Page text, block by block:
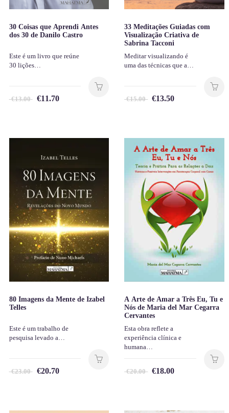
30 Coisas que Aprendi Antes
dos 30 de Danilo Castro
Este é um livro que reúne
30 lições…
€13.00 €11.70
33 Meditações Guiadas com
Visualização Criativa de
Sabrina Tacconi
Meditar visualizando é
uma das técnicas que a…
€15.00 €13.50
80 Imagens da Mente de Izabel
Telles
Este é um trabalho de
pesquisa levado a…
€23.00 €20.70
A Arte de Amar a Três Eu, Tu e
Nós de Maria del Mar Cegarra
Cervantes
Esta obra reflete a
experiência clínica e
humana…
€20.00 €18.00